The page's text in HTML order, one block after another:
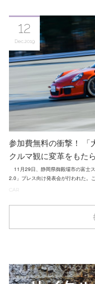
参加費無料の衝撃！ 「
クルマ観に変革をもた
11月29日、静岡県御殿場市の富士
2.0」プレス向け発表会が行われた。
12
Dec 2019
CAR